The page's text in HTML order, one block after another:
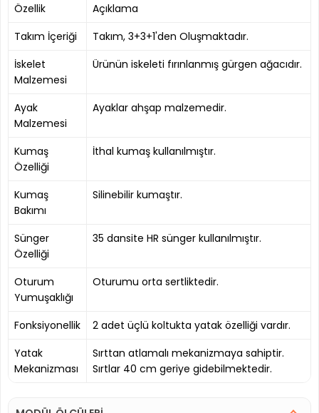
Özellik
Açıklama
Takım İçeriği
Takım, 3+3+1'den Oluşmaktadır.
İskelet
Malzemesi
Ürünün iskeleti fırınlanmış gürgen ağacıdır.
Ayak
Malzemesi
Ayaklar ahşap malzemedir.
Kumaş
Özelliği
İthal kumaş kullanılmıştır.
Kumaş
Bakımı
Silinebilir kumaştır.
Sünger
Özelliği
35 dansite HR sünger kullanılmıştır.
Oturum
Yumuşaklığı
Oturumu orta sertliktedir.
Fonksiyonellik
2 adet üçlü koltukta yatak özelliği vardır.
Yatak
Mekanizması
Sırttan atlamalı mekanizmaya sahiptir.
Sırtlar 40 cm geriye gidebilmektedir.